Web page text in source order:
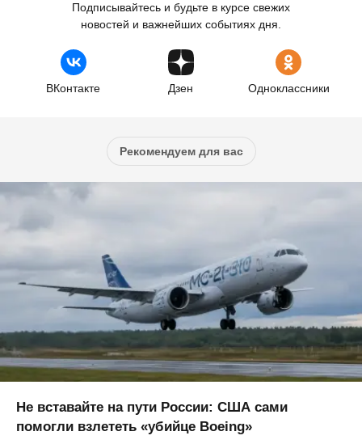
Подписывайтесь и будьте в курсе свежих
новостей и важнейших событиях дня.
ВКонтакте Дзен Одноклассники
Рекомендуем для вас
Не вставайте на пути России: США сами
помогли взлететь «убийце Boeing»